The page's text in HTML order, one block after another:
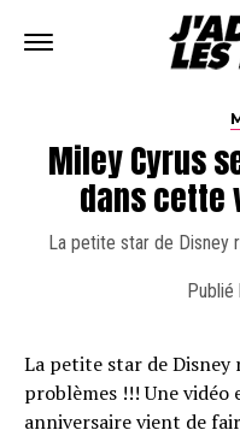
Miley Cyrus
dans cette
La petite star de Disney
Publié
La petite star de Disney
problèmes !!! Une
anniversaire vient de